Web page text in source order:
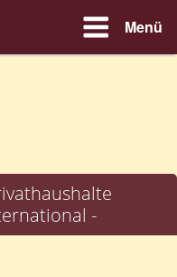
Menü
-